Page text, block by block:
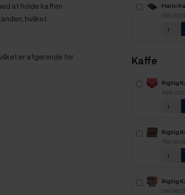
at holde kaffen
hvilket
er afgørende for
Hario
599,95
Kaffe
Rigtig
Intenso
999,00
Rigtig
799,95
Rigtig
2,1kg
599,95